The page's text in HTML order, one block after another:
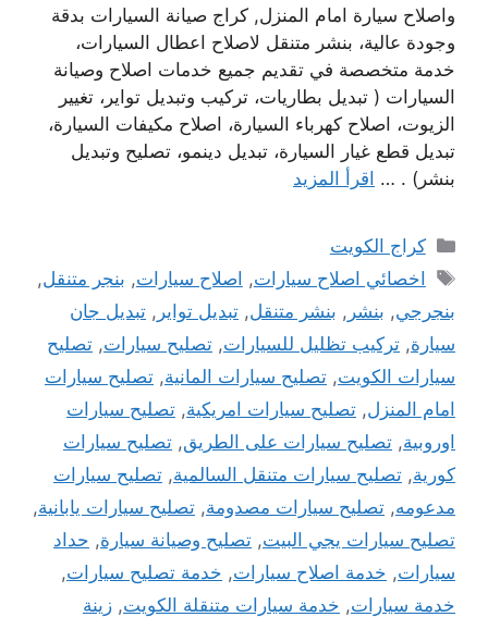
واصلاح سيارة امام المنزل, كراج صيانة السيارات بدقة
وجودة عالية، بنشر متنقل لاصلاح اعطال السيارات،
خدمة متخصصة في تقديم جميع خدمات اصلاح وصيانة
السيارات ( تبديل بطاريات، تركيب وتبديل تواير، تغيير
الزيوت، اصلاح كهرباء السيارة، اصلاح مكيفات السيارة،
تبديل قطع غيار السيارة، تبديل دينمو، تصليح وتبديل
بنشر) . … اقرأ المزيد
التصنيفات
كراج الكويت
الوسوم
اخصائي اصلاح سيارات, اصلاح سيارات, بنجر متنقل,
بنجرجي, بنشر , بنشر متنقل, تبديل تواير , تبديل جان
سيارة, تركيب تظليل للسيارات, تصليح سيارات, تصليح
سيارات الكويت, تصليح سيارات المانية, تصليح سيارات
امام المنزل, تصليح سيارات امريكية, تصليح سيارات
اوروبية, تصليح سيارات على الطريق, تصليح سيارات
كورية, تصليح سيارات متنقل السالمية, تصليح سيارات
مدعومه, تصليح سيارات مصدومة, تصليح سيارات يابانية,
تصليح سيارات يجي البيت, تصليح وصيانة سيارة, حداد
سيارات, خدمة اصلاح سيارات, خدمة تصليح سيارات,
خدمة سيارات, خدمة سيارات متنقلة الكويت, زينة